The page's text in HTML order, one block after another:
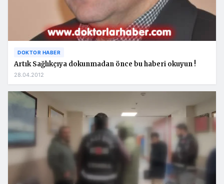
DOKTOR HABER
Artık Sağlıkçıya dokunmadan önce bu haberi okuyun !
28.04.2012